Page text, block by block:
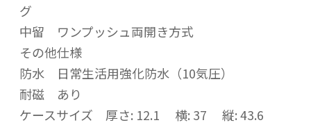
グ
中留 ワンプッシュ両開き方式
その他仕様
防水 日常生活用強化防水（10気圧）
耐磁 あり
ケースサイズ 厚さ: 12.1 横: 37 縦: 43.6